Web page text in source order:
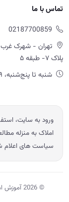
تماس با ما
02187700859
تهران - شهرک
پلاک ۷- طبقه ۵
شنبه تا پنج‌شنبه، ۹ تا ۱۸
ورود به سایت،
املاک به منزله
سیاست های
© 2026 آموزش املاک امید ابراهیمی — تمامی حقوق محفوظ است.